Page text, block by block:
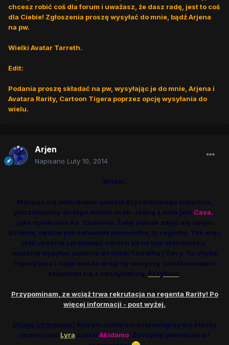
chcesz robić coś dla forum i uważasz, że dasz radę, jest to coś
dla Ciebie! Zgłoszenia proszę wysyłać do mnie, bądź Arjena
na pw.
Wielki Avatar Tarreth.
Edit:
Podania proszę składać na pw, wysyłając je do mnie, Arjena i
Avatara Rarity, Cartoon Tigera poprzez opcję wysyłania do
wielu.
Arjen
Napisano Luty 10, 2014
Witam.
Starając się odbudować pomysł Kryształowego Imperium,
potrzebujemy do tego dwóch osób. Jedną z nich jest Cava.
jako opiekunka Ks. Cadance. Żeby jednak zająć się całym
działem, będzie potrzebowała pomocnika, tj. regenta. Tak więc
jeśli chcecie spróbować swoich sił na tym stanowisku,
możecie wysyłać podanie do mnie/Tarretha i Cavy. To chyba
najszybsza i najprostsza drogi by wszyscy zainteresowani
zapoznali się z kandydaturą. Przykład.
Przypominam, ze wciąż trwa rekrutacja na regenta Rarity! Po
więcej informacji - post wyżej.
Druga informacja! Nowym avatarem miętowogrzywej klaczy
znanej jako Lyra został Akidamo. Życzymy powodzenia i